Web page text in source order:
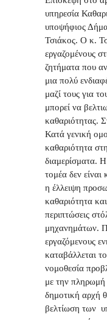
υπηρεσία
υποψήφιος
Τσιάκος. Ο κ.
εργαζομένους
ζητήματα που
μια πολύ
μαζί τους για
μπορεί να
καθαριότητας.
Κατά γενική
καθαριότητα
διαμερίσματα.
τομέα δεν
η έλλειψη
καθαριότητα
περιπτώσεις
μηχανημάτων.
εργαζόμενους
καταβάλλεται
νομοθεσία
με την
δημοτική αρχή
βελτίωση των